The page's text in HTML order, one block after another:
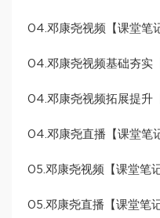
04.邓康尧视频【课堂笔
04.邓康尧视频基础夯实
04.邓康尧视频拓展提升
04.邓康尧直播【课堂笔
05.邓康尧视频【课堂笔
05.邓康尧直播【课堂笔